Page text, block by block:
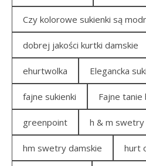
Czy kolorowe sukienki są
dobrej jakości kurtki damskie
ehurtwolka Elegancka
fajne sukienki Fajne tanie
greenpoint h & m swetry
hm swetry damskie hurt